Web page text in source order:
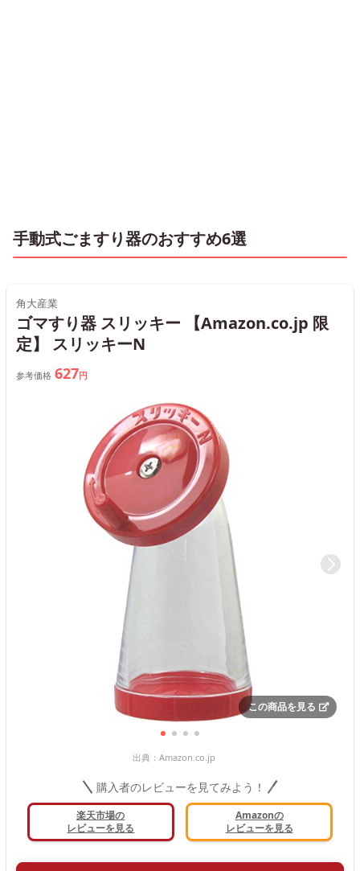
手動式ごますり器のおすすめ6選
角大産業
ゴマすり器 スリッキー 【Amazon.co.jp 限
定】 スリッキーN
参考価格 627円
この商品を見る
出典： Amazon.co.jp
購入者のレビューを見てみよう！
楽天市場の
レビューを見る
Amazonの
レビューを見る